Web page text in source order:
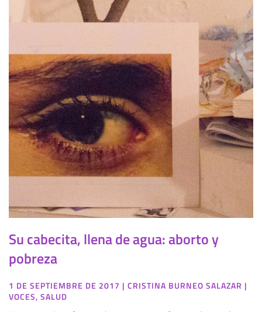
Su cabecita, llena de agua: aborto y
pobreza
1 DE SEPTIEMBRE DE 2017 | CRISTINA BURNEO SALAZAR |
VOCES, SALUD